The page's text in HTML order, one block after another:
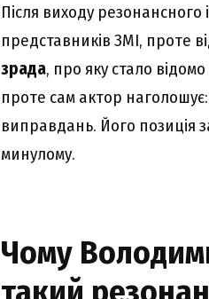
Після виходу резонансного
представників ЗМІ, проте
зрада, про яку стало
проте сам актор
виправдань. Його позиція
минулому.
Чому